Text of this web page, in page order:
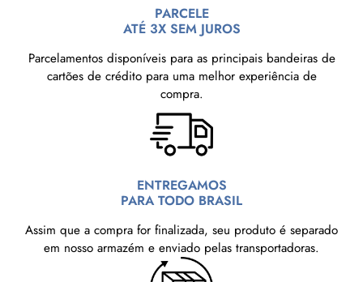
PARCELE
ATÉ 3X SEM JUROS
Parcelamentos disponíveis para as principais bandeiras de
cartões de crédito para uma melhor experiência de
compra.
ENTREGAMOS
PARA TODO BRASIL
Assim que a compra for finalizada, seu produto é separado
em nosso armazém e enviado pelas transportadoras.